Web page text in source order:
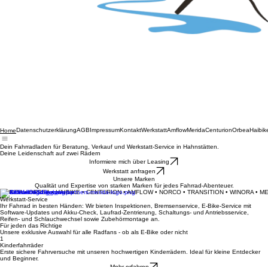
HomeDatenschutzerklärungAGB ImpressumKontaktWerkstattAmflowMeridaCenturion
Dein Fahrradladen für Beratung, Verkauf und Werkstatt-Service in Hahnstätten.
Informiere mich über Leasing
Werkstatt anfragen
Qualität und Expertise von starken Marken für jedes Fahrrad-Abenteuer.
MERIDA • ORBEA • HAIBIKE • CENTURION • AMFLOW • NORCO • TRANSITION • WINORA •
Werkstatt-Service
Ihr Fahrrad in besten Händen: Wir bieten Inspektionen, Bremsenservice, E-Bike-Service mit
Software-Updates und Akku-Check, Laufrad-Zentrierung, Schaltungs- und Antriebsservice,
Reifen- und Schlauchwechsel sowie Zubehörmontage an.
Für jeden das Richtige
Unsere exklusive Auswahl für alle Radfans - ob als E-Bike oder nicht
1